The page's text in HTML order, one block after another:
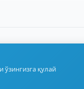
ўзингизга қулай